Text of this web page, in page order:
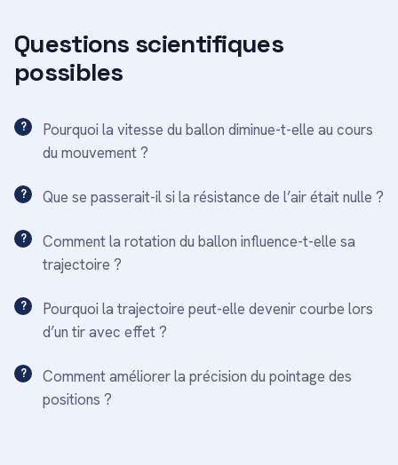
Questions scientifiques
possibles
Pourquoi la vitesse du ballon diminue-t-elle au cours
du mouvement ?
Que se passerait-il si la résistance de l’air était nulle ?
Comment la rotation du ballon influence-t-elle sa
trajectoire ?
Pourquoi la trajectoire peut-elle devenir courbe lors
d’un tir avec effet ?
Comment améliorer la précision du pointage des
positions ?